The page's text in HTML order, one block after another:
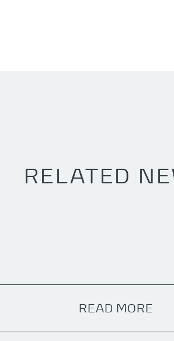
RELATED
READ MORE